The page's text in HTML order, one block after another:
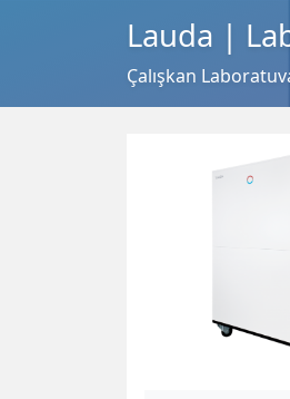
Lauda |
Çalışkan